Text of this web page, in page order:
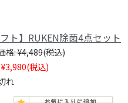
フト】RUKEN除菌4点セット
¥4,489(税込)
¥3,980(税込)
れ